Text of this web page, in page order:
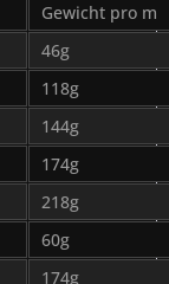
Gewicht pro m
46g
118g
144g
174g
218g
60g
174g